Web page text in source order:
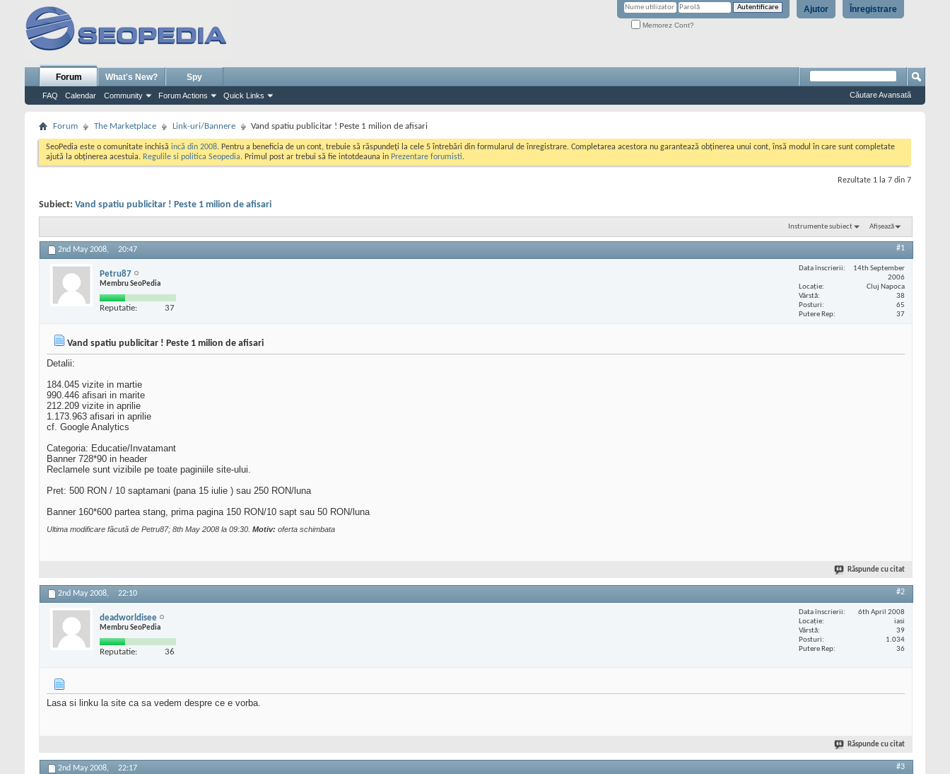
Înregistrare
Ajutor
Memorez Cont?
Forum
FAQ Calendar Community Forum Actions Quick Links
What's New? Spy
Căutare Avansată
Forum The Marketplace Link-uri/Bannere Vand spatiu publicitar ! Peste 1 milion de afisari
SeoPedia este o comunitate inchisă incă din 2008. Pentru a beneficia de un cont, trebuie să răspundeți la cele 5 întrebări din formularul de înregistrare. Completarea acestora nu garantează obținerea unui cont, însă modul în care sunt completate
ajută la obținerea acestuia. Regulile si politica Seopedia. Primul post ar trebui să fie intotdeauna in Prezentare forumisti.
Rezultate 1 la 7 din 7
Subiect: Vand spatiu publicitar ! Peste 1 milion de afisari
Instrumente subiect Afișează
2nd May 2008, 20:47 #1
Petru87
Membru SeoPedia
Reputatie: 37
Data înscrierii
14th September
2006
Locaţie
Cluj Napoca
Vârstă
38
Posturi
65
Putere Rep
37
Vand spatiu publicitar ! Peste 1 milion de afisari
Detalii:
184.045 vizite in martie
990.446 afisari in marite
212.209 vizite in aprilie
1.173.963 afisari in aprilie
cf. Google Analytics
Categoria: Educatie/Invatamant
Banner 728*90 in header
Reclamele sunt vizibile pe toate paginiile site-ului.
Pret: 500 RON / 10 saptamani (pana 15 iulie ) sau 250 RON/luna
Banner 160*600 partea stang, prima pagina 150 RON/10 sapt sau 50 RON/luna
Ultima modificare făcută de Petru87; 8th May 2008 la 09:30 Motiv: oferta schimbata
Răspunde cu citat
2nd May 2008, 22:10 #2
deadworldisee
Membru SeoPedia
Reputatie: 36
Data înscrierii
6th April 2008
Locaţie
iasi
Vârstă
39
Posturi
1.034
Putere Rep
36
Lasa si linku la site ca sa vedem despre ce e vorba.
Răspunde cu citat
2nd May 2008, 22:17 #3